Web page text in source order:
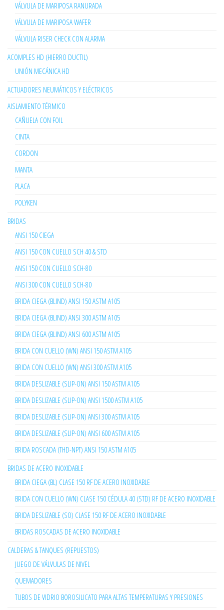
VÁLVULA DE MARIPOSA RANURADA
VÁLVULA DE MARIPOSA WAFER
VÁLVULA RISER CHECK CON ALARMA
ACOMPLES HD (HIERRO DUCTIL)
UNIÓN MECÁNICA HD
ACTUADORES NEUMÁTICOS Y ELÉCTRICOS
AISLAMIENTO TÉRMICO
CAÑUELA CON FOIL
CINTA
CORDON
MANTA
PLACA
POLYKEN
BRIDAS
ANSI 150 CIEGA
ANSI 150 CON CUELLO SCH 40 & STD
ANSI 150 CON CUELLO SCH-80
ANSI 300 CON CUELLO SCH-80
BRIDA CIEGA (BLIND) ANSI 150 ASTM A105
BRIDA CIEGA (BLIND) ANSI 300 ASTM A105
BRIDA CIEGA (BLIND) ANSI 600 ASTM A105
BRIDA CON CUELLO (WN) ANSI 150 ASTM A105
BRIDA CON CUELLO (WN) ANSI 300 ASTM A105
BRIDA DESLIZABLE (SLIP-ON) ANSI 150 ASTM A105
BRIDA DESLIZABLE (SLIP-ON) ANSI 1500 ASTM A105
BRIDA DESLIZABLE (SLIP-ON) ANSI 300 ASTM A105
BRIDA DESLIZABLE (SLIP-ON) ANSI 600 ASTM A105
BRIDA ROSCADA (THD-NPT) ANSI 150 ASTM A105
BRIDAS DE ACERO INOXIDABLE
BRIDA CIEGA (BL) CLASE 150 RF DE ACERO INOXIDABLE
BRIDA CON CUELLO (WN) CLASE 150 CÉDULA 40 (STD) RF DE ACERO INOXIDABLE
BRIDA DESLIZABLE (SO) CLASE 150 RF DE ACERO INOXIDABLE
BRIDAS ROSCADAS DE ACERO INOXIDABLE
CALDERAS & TANQUES (REPUESTOS)
JUEGO DE VÁLVULAS DE NIVEL
QUEMADORES
TUBOS DE VIDRIO BOROSILICATO PARA ALTAS TEMPERATURAS Y PRESIONES